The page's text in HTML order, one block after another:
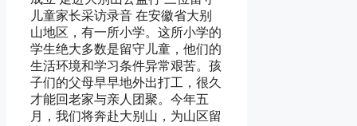
儿童家长采访录音 在安徽省大别
山地区，有一所小学。这所小学的
学生绝大多数是留守儿童，他们的
生活环境和学习条件异常艰苦。孩
子们的父母早早地外出打工，很久
才能回老家与亲人团聚。今年五
月，我们将奔赴大别山，为山区留